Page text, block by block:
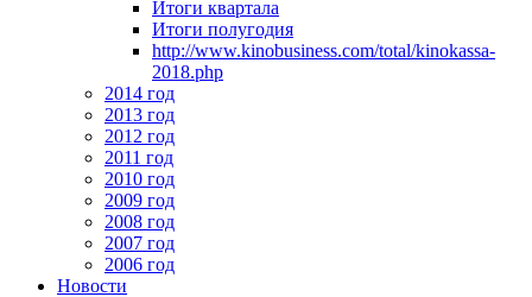
Итоги квартала
Итоги полугодия
http://www.kinobusiness.com/total/kinokassa-
2018.php
2014 год
2013 год
2012 год
2011 год
2010 год
2009 год
2008 год
2007 год
2006 год
Новости